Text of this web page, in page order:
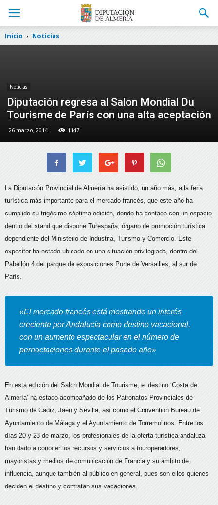
Inicio Noticias
Noticias
Diputación regresa al Salon Mondial Du
Tourisme de París con una alta aceptación
26 marzo, 2014 1147
La Diputación Provincial de Almería ha asistido, un año más, a la feria
turística más importante para el mercado francés, que este año ha
cumplido su trigésimo séptima edición, donde ha contado con un espacio
dentro del stand que dispone Turespaña, órgano de promoción turística
dependiente del Ministerio de Industria, Turismo y Comercio. Este
expositor ha estado ubicado en una situación privilegiada, dentro del
Pabellón 4 del parque de exposiciones Porte de Versailles, al sur de
París.
«El mercado francés está mostrando un interés
creciente por Andalucía como destino vacacional,
con un aumento espectacular en el número de
pernoctaciones durante el pasado año»
En esta edición del Salon Mondial de Tourisme, el destino ‘Costa de
Almería’ ha estado acompañado de los Patronatos Provinciales de
Turismo de Cádiz, Jaén y Sevilla, así como el Convention Bureau del
Ayuntamiento de Málaga y el Ayuntamiento de Torremolinos. Entre los
días 20 y 23 de marzo, los profesionales de la oferta turística andaluza
han dado a conocer los recursos y servicios a touroperadores,
mayoristas y medios de comunicación de Francia y su ámbito de
influencia, aunque también al público en general, pues son ellos quienes
deciden el destino y contratan sus vacaciones.